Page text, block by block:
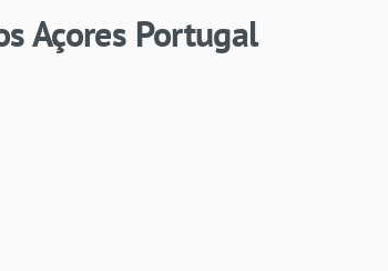
Açores Portugal